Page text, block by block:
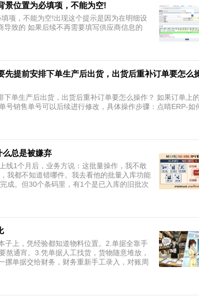
景位置为必填项，不能为空!
项，不能为空!出现这个提示是因为在明细设
导致的 如果后续不再需要填写供应商信息的
提前安排下单生产后出货，出货后重补订单要怎么
单生产后出货，出货后重补订单要怎么操作？ 如果订单上
号销售单号可以后续进行修改，具体操作步骤：点晴ERP-如
么总是被嫌弃
线1个月后，业务方说：这批量操作，我不敢
我都不知道错哪件。我去看他的批量入库功能
。但30个条码里，有1个是已入库的旧批次
子上，凭经验都知道物料位置。2.单据全靠手
通宵。3.凭单据人工找货，货物随意堆放，
单据交给财务，财务重新手工录入，对账周